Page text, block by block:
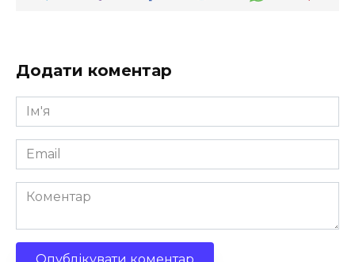
Додати коментар
Ім'я
*
Email
*
Коментар